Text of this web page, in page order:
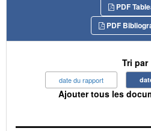
PDF
PDF
Tri par
date du rapport
Ajouter tous les